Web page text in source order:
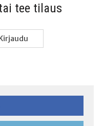
tee tilaus